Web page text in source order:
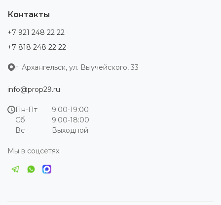
Контакты
+7 921 248 22 22
+7 818 248 22 22
г. Архангельск, ул. Выучейского, 33
info@prop29.ru
Пн-Пт
9:00-19:00
Сб
9:00-18:00
Вс
Выходной
Мы в соцсетях: